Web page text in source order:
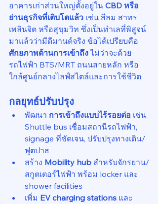
อาคารเก่าส่วนใหญ่ตั้งอยู่ใน CBD หรือ
ย่านธุรกิจที่เติบโตแล้ว เช่น สีลม สาทร
เพลินจิต หรือสุขุมวิท ซึ่งเป็นทำเลที่พิสูจน์
มาแล้วว่ามีดีมานด์จริง ข้อได้เปรียบคือ
ศักยภาพด้านการเข้าถึง ไม่ว่าจะด้วย
รถไฟฟ้า BTS/MRT ถนนสายหลัก หรือ
ใกล้ศูนย์กลางไลฟ์สไตล์และการใช้ชีวิต
กลยุทธ์ปรับปรุง
พัฒนา การเข้าถึงแบบไร้รอยต่อ เช่น
Shuttle bus เชื่อมสถานีรถไฟฟ้า,
signage ที่ชัดเจน, ปรับปรุงทางเดิน/
ฟุตปาธ
สร้าง Mobility hub สำหรับจักรยาน/
สกูตเตอร์ไฟฟ้า พร้อม locker และ
shower facilities
เพิ่ม EV charging stations และ